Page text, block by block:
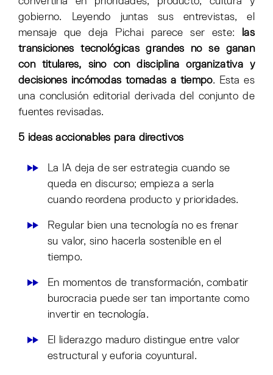
gobierno. Leyendo juntas sus entrevistas, el
mensaje que deja Pichai parece ser este:
las
transiciones tecnológicas grandes no se ganan
con titulares, sino con disciplina organizativa y
decisiones incómodas tomadas a tiempo. Esta es
una conclusión editorial derivada del conjunto de
fuentes revisadas.
5 ideas accionables para directivos
La IA deja de ser estrategia cuando se
queda en discurso; empieza a serla
cuando reordena producto y prioridades.
Regular bien una tecnología no es frenar
su valor, sino hacerla sostenible en el
tiempo.
En momentos de transformación, combatir
burocracia puede ser tan importante como
invertir en tecnología.
El liderazgo maduro distingue entre valor
estructural y euforia coyuntural.